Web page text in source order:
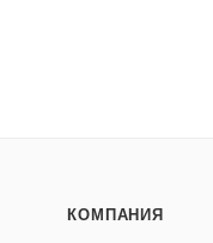
КОМПАНИЯ